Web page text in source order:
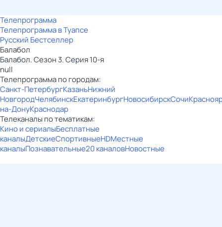
Телепрограмма
Телепрограмма в Туапсе
Русский Бестселлер
Балабол
Балабол. Сезон 3. Серия 10-я
null
Телепрограмма по городам:
Санкт-ПетербургКазаньНижний
НовгородЧелябинскЕкатеринбургНовосибирскСочи
на-ДонуКраснодар
Телеканалы по тематикам:
Кино и сериалыБесплатные
каналыДетскиеСпортивныеHDМестные
каналыПознавательные20 каналовНовостные